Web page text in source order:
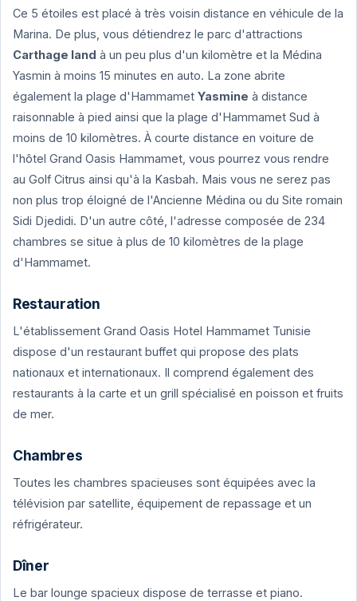
Ce 5 étoiles est placé à très voisin distance en véhicule de la
Marina. De plus, vous détiendrez le parc d'attractions
Carthage land à un peu plus d'un kilomètre et la Médina
Yasmin à moins 15 minutes en auto. La zone abrite
également la plage d'Hammamet Yasmine à distance
raisonnable à pied ainsi que la plage d'Hammamet Sud à
moins de 10 kilomètres. À courte distance en voiture de
l'hôtel Grand Oasis Hammamet, vous pourrez vous rendre
au Golf Citrus ainsi qu'à la Kasbah. Mais vous ne serez pas
non plus trop éloigné de l'Ancienne Médina ou du Site romain
Sidi Djedidi. D'un autre côté, l'adresse composée de 234
chambres se situe à plus de 10 kilomètres de la plage
d'Hammamet.
Restauration
L'établissement Grand Oasis Hotel Hammamet Tunisie
dispose d'un restaurant buffet qui propose des plats
nationaux et internationaux. Il comprend également des
restaurants à la carte et un grill spécialisé en poisson et fruits
de mer.
Chambres
Toutes les chambres spacieuses sont équipées avec la
télévision par satellite, équipement de repassage et un
réfrigérateur.
Dîner
Le bar lounge spacieux dispose de terrasse et piano.